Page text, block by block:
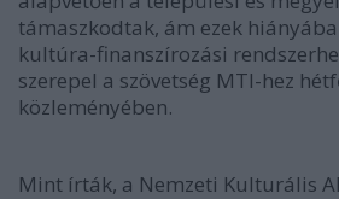
támaszkodtak, ám ezek
kultúra-finanszírozási
szerepel a szövetség MTI-hez
közleményében.
Mint írták, a Nemzeti Kulturális